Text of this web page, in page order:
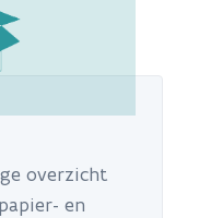
overzicht
en